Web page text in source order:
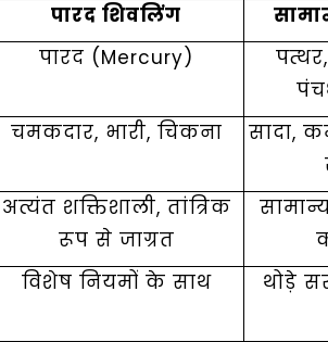
पारद शिवलिंग
पारद (Mercury)
चमकदार, भारी, चिकना
सादा,
अत्यंत शक्तिशाली, तांत्रिक
रूप से जाग्रत
विशेष नियमों के साथ थोड़े